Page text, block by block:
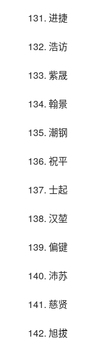
131. 进捷
132. 浩访
133. 紫晟
134. 翰景
135. 潮钢
136. 祝平
137. 士起
138. 汉堃
139. 偏键
140. 沛苏
141. 慈贤
142. 旭拔